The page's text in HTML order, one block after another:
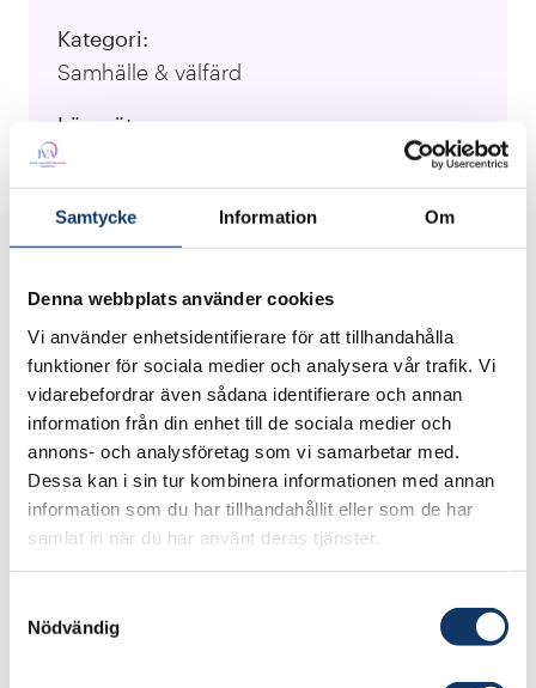
Samtycke Information Om
Denna webbplats använder cookies
Vi använder enhetsidentifierare för att tillhandahålla
funktioner för sociala medier och analysera vår trafik. Vi
vidarebefordrar även sådana identifierare och annan
information från din enhet till de sociala medier och
annons- och analysföretag som vi samarbetar med.
Dessa kan i sin tur kombinera informationen med annan
information som du har tillhandahållit eller som de har
samlat in när du har använt deras tjänster.
Nödvändig
Kategori:
Samhälle & välfärd
Lärosäten:
Uppsala universitet
Ansvarig forskare:
ASSOCIATE PROFESSOR JOEL KULLBERG,
ASSOCIATE PROFESSOR ROBIN STRAND
Besök projektets webbplats
The tool analyse whole-body MRI, CT and PET
images on pixel level and can objectively
quantify anomalies by comparison to a
offers a multitude of applications, including